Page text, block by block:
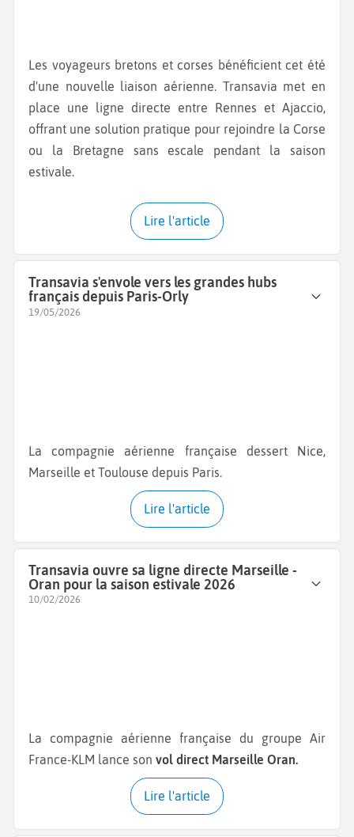
Les voyageurs bretons et corses bénéficient cet été
d'une nouvelle liaison aérienne. Transavia met en
place une ligne directe entre Rennes et Ajaccio,
offrant une solution pratique pour rejoindre la Corse
ou la Bretagne sans escale pendant la saison
estivale.
Lire l'article
Transavia s'envole vers les grandes hubs
français depuis Paris-Orly
19/05/2026
La compagnie aérienne française dessert Nice,
Marseille et Toulouse depuis Paris.
Lire l'article
Transavia ouvre sa ligne directe Marseille -
Oran pour la saison estivale 2026
10/02/2026
La compagnie aérienne française du groupe Air
France-KLM lance son vol direct Marseille Oran.
Lire l'article